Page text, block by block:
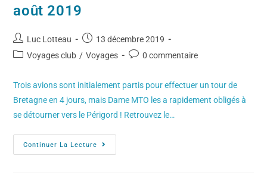
août 2019
Luc Lotteau
13 décembre 2019
Voyages club / Voyages 0 commentaire
Trois avions sont initialement partis pour effectuer un tour de
Bretagne en 4 jours, mais Dame MTO les a rapidement obligés à
se détourner vers le Périgord ! Retrouvez le…
Continuer La Lecture